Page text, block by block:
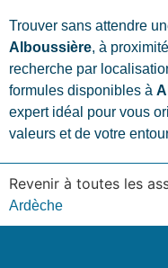
Trouver sans attendre
Alboussière, à
recherche par
formules disponibles à
expert idéal pour vous
valeurs et de votre
Revenir à toutes les
Ardèche